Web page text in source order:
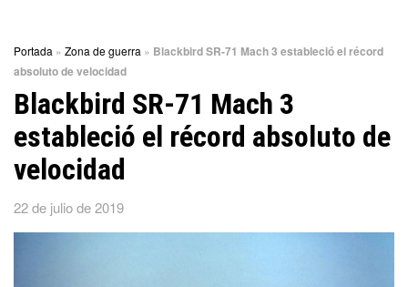
Portada » Zona de guerra » Blackbird SR-71 Mach 3 estableció el récord
absoluto de velocidad
Blackbird SR-71 Mach 3
estableció el récord absoluto de
velocidad
22 de julio de 2019